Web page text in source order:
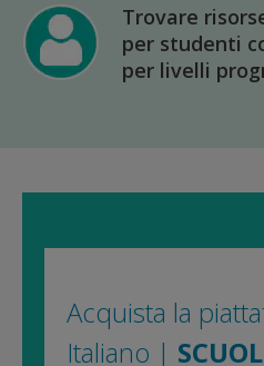
Trovare
per studenti
per livelli
Acquista la
Italiano |